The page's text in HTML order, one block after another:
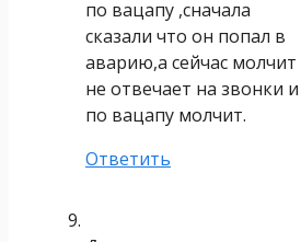
по вацапу ,сначала
сказали что он попал в
аварию,а сейчас молчит
не отвечает на звонки и
по вацапу молчит.
Ответить